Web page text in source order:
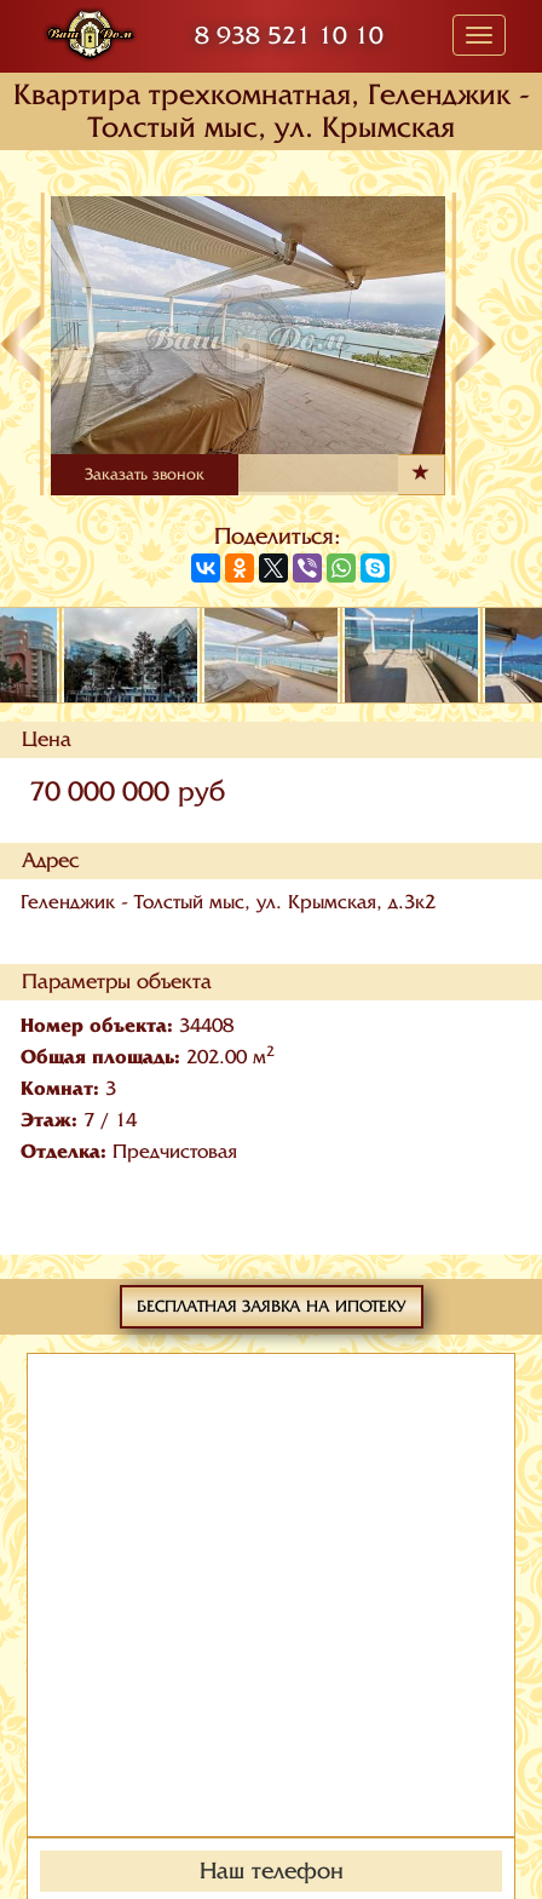
8 938 521 10 10
Toggle
Квартира трехкомнатная, Геленджик -
Толстый мыс, ул. Крымская
Заказать звонок
Поделиться:
Цена
70 000 000 руб
Адрес
Геленджик - Толстый мыс, ул. Крымская, д.3к2
Параметры объекта
Номер объекта: 34408
Общая площадь: 202.00 м2
Комнат: 3
Этаж: 7/ 14
Отделка: Предчистовая
БЕСПЛАТНАЯ ЗАЯВКА НА ИПОТЕКУ
Наш телефон